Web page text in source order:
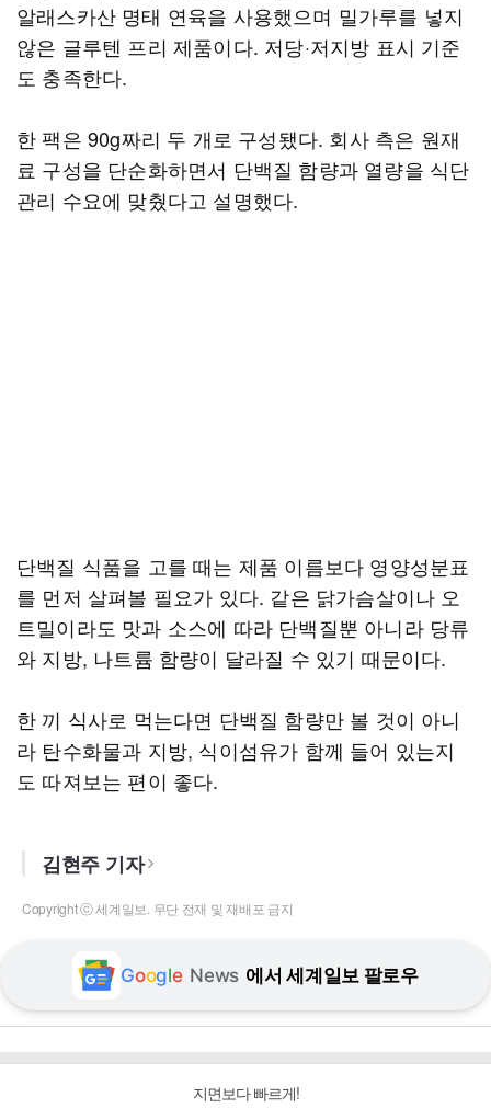
알래스카산 명태 연육을 사용했으며 밀가루를 넣지
않은 글루텐 프리 제품이다. 저당·저지방 표시 기준
도 충족한다.
한 팩은 90g짜리 두 개로 구성됐다. 회사 측은 원재
료 구성을 단순화하면서 단백질 함량과 열량을 식단
관리 수요에 맞췄다고 설명했다.
단백질 식품을 고를 때는 제품 이름보다 영양성분표
를 먼저 살펴볼 필요가 있다. 같은 닭가슴살이나 오
트밀이라도 맛과 소스에 따라 단백질뿐 아니라 당류
와 지방, 나트륨 함량이 달라질 수 있기 때문이다.
한 끼 식사로 먹는다면 단백질 함량만 볼 것이 아니
라 탄수화물과 지방, 식이섬유가 함께 들어 있는지
도 따져보는 편이 좋다.
김현주 기자
Copyright ⓒ 세계일보. 무단 전재 및 재배포 금지
Google News 에서 세계일보 팔로우
지면보다 빠르게!